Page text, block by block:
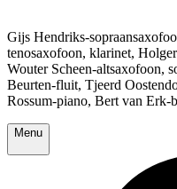
Gijs Hendriks-
tenosaxofoon, klarinet,
Wouter Scheen-altsaxofoon,
Beurten-fluit, Tjeerd
Rossum-piano, Bert van Erk-
Menu